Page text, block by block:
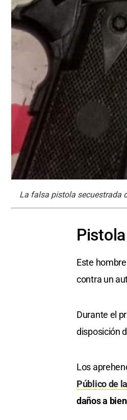
La falsa pistola secuestrada
Este
contra un
Durante el
disposición
Los
Público de
daños a